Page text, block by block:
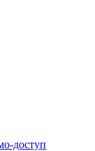
доступ